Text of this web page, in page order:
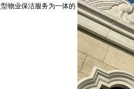
物业保洁服务为一体的